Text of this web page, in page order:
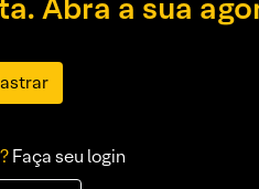
Abra a sua
Faça seu login